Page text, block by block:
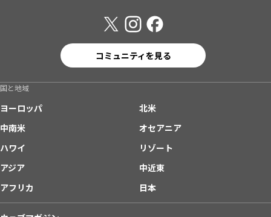
コミュニティを見る
国と地域
ヨーロッパ
北米
中南米
オセアニア
ハワイ
リゾート
アジア
中近東
アフリカ
日本